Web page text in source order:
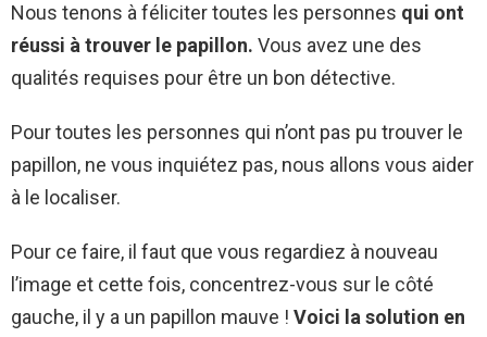
Nous tenons à féliciter toutes les personnes qui ont
réussi à trouver le papillon. Vous avez une des
qualités requises pour être un bon détective.
Pour toutes les personnes qui n’ont pas pu trouver le
papillon, ne vous inquiétez pas, nous allons vous aider
à le localiser.
Pour ce faire, il faut que vous regardiez à nouveau
l’image et cette fois, concentrez-vous sur le côté
gauche, il y a un papillon mauve ! Voici la solution en